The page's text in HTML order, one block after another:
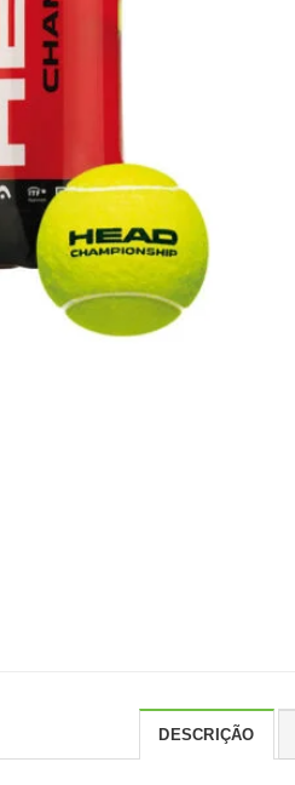
DESCRIÇÃO